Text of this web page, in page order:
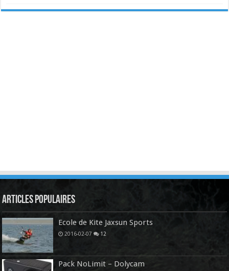
Articles Populaires
Ecole de Kite Jaxsun Sports
2016-02-07 12
Pack NoLimit – Dolycam